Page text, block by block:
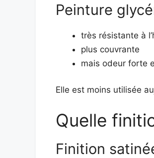
Peinture
très résistante à
plus couvrante
mais odeur forte
Elle est moins utilisée
Quelle
Finition